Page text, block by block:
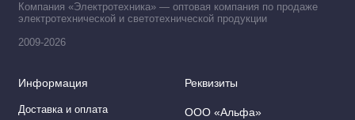
Компания «Электротехника» — оптовая компания по продаже
электротехнической и светотехнической продукции
2009-2026
Информация
Доставка и оплата
Реквизиты
ООО «Альфа»